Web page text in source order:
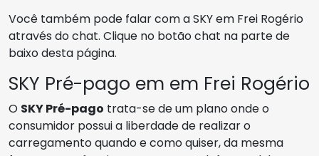
Você também pode falar com a SKY em Frei Rogério
através do chat. Clique no botão chat na parte de
baixo desta página.
SKY Pré-pago em em Frei Rogério
O SKY Pré-pago trata-se de um plano onde o
consumidor possui a liberdade de realizar o
carregamento quando e como quiser, da mesma